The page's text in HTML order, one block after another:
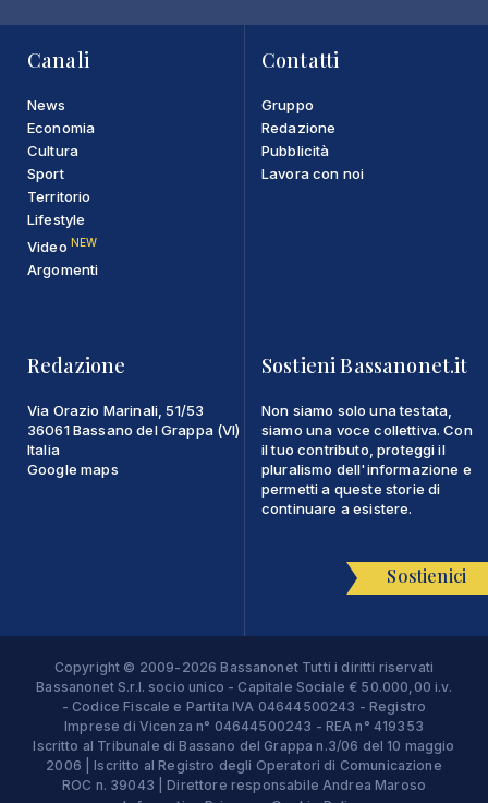
Canali
News
Economia
Cultura
Sport
Territorio
Lifestyle
Video NEW
Argomenti
Contatti
Gruppo
Redazione
Pubblicità
Lavora con noi
Redazione
Via Orazio Marinali, 51/53
36061 Bassano del Grappa (VI)
Italia
Google maps
Sostieni Bassanonet.it
Non siamo solo una testata,
siamo una voce collettiva. Con
il tuo contributo, proteggi il
pluralismo dell'informazione e
permetti a queste storie di
continuare a esistere.
Sostienici
Copyright © 2009-2026 Bassanonet Tutti i diritti riservati
Bassanonet S.r.l. socio unico - Capitale Sociale € 50.000,00 i.v.
- Codice Fiscale e Partita IVA 04644500243 - Registro
Imprese di Vicenza n° 04644500243 - REA n° 419353
Iscritto al Tribunale di Bassano del Grappa n.3/06 del 10 maggio
2006 | Iscritto al Registro degli Operatori di Comunicazione
ROC n. 39043 | Direttore responsabile Andrea Maroso